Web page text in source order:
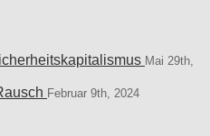
Mai 29th,
Februar 9th, 2024